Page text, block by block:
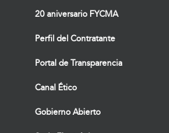
20 aniversario FYCMA
Perfil del Contratante
Portal de Transparencia
Canal Ético
Gobierno Abierto